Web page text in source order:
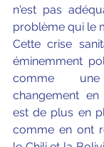
n'est pas
problème qui le
Cette crise
éminemment
comme
changement
est de plus en
comme en ont